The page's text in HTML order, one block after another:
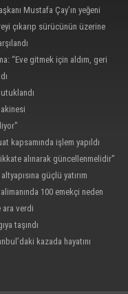
Mustafa Çay’ın yeğeni
çıkarıp sürücünün üzerine
“Eve gitmek için aldım, geri
kapsamında işlem yapıldı
alınarak güncellenmelidir"
güçlü yatırım
100 emekçi neden
ara verdi
taşındı
kazada hayatını